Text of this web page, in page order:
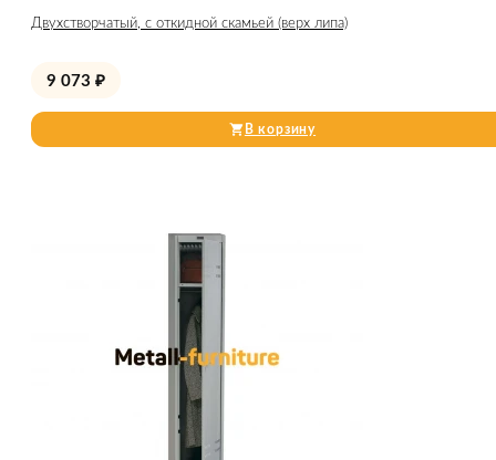
Двухстворчатый, с откидной скамьей (верх липа)
9 073 ₽
В корзину